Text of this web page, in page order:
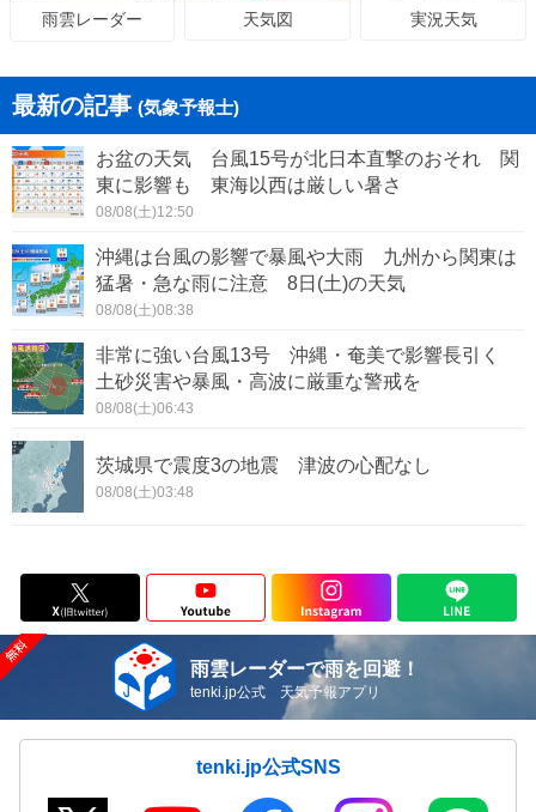
雨雲レーダー 天気図 実況天気
最新の記事 (気象予報士)
お盆の天気 台風15号が北日本直撃のおそれ 関
東に影響も 東海以西は厳しい暑さ
08/08(土)12:50
沖縄は台風の影響で暴風や大雨 九州から関東は
猛暑・急な雨に注意 8日(土)の天気
08/08(土)08:38
非常に強い台風13号 沖縄・奄美で影響長引く
土砂災害や暴風・高波に厳重な警戒を
08/08(土)06:43
茨城県で震度3の地震 津波の心配なし
08/08(土)03:48
雨雲レーダーで雨を回避！
tenki.jp公式 天気予報アプリ
tenki.jp公式SNS